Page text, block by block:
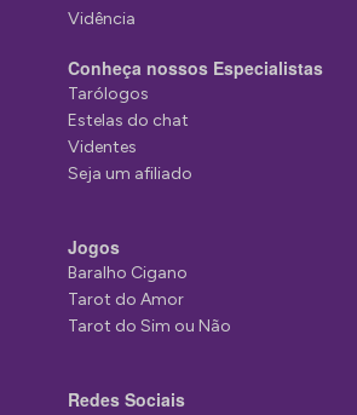
Vidência
Conheça nossos Especialistas
Tarólogos
Estelas do chat
Videntes
Seja um afiliado
Jogos
Baralho Cigano
Tarot do Amor
Tarot do Sim ou Não
Redes Sociais